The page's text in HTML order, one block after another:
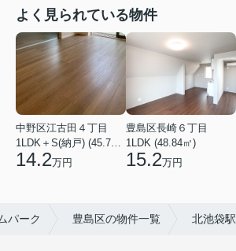
よく見られている物件
中野区江古田４丁目
14.2万円
豊島区長崎６丁目
1LDK (48.84㎡)
15.2万円
パーク 豊島区の物件一覧 北池袋駅